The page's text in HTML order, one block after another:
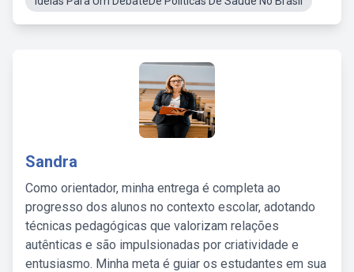
Sandra
Como orientador, minha entrega é completa ao
progresso dos alunos no contexto escolar, adotando
técnicas pedagógicas que valorizam relações
autênticas e são impulsionadas por criatividade e
entusiasmo. Minha meta é guiar os estudantes em sua